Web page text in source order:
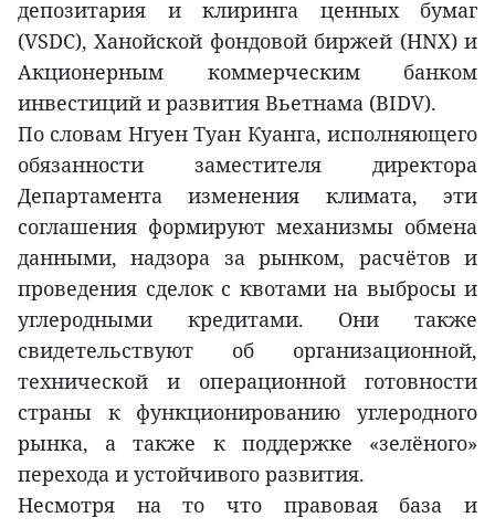
депозитария и клиринга ценных бумаг
(VSDC), Ханойской фондовой биржей (HNX) и
Акционерным коммерческим банком
инвестиций и развития Вьетнама (BIDV).
По словам Нгуен Туан Куанга, исполняющего
обязанности заместителя директора
Департамента изменения климата, эти
соглашения формируют механизмы обмена
данными, надзора за рынком, расчётов и
проведения сделок с квотами на выбросы и
углеродными кредитами. Они также
свидетельствуют об организационной,
технической и операционной готовности
страны к функционированию углеродного
рынка, а также к поддержке «зелёного»
перехода и устойчивого развития.
Несмотря на то что правовая база и